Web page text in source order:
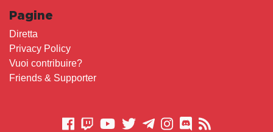
Pagine
Diretta
Privacy Policy
Vuoi contribuire?
Friends & Supporter